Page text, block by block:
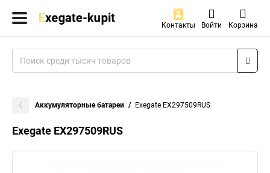
Контакты Войти Корзина
Аккумуляторные батареи Exegate EX297509RUS
Exegate EX297509RUS